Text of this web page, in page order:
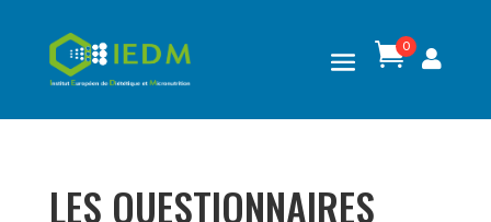
0

LES QUESTIONNAIRES